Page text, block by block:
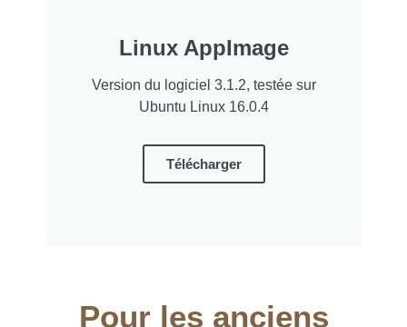
Linux AppImage
Version du logiciel 3.1.2, testée sur
Ubuntu Linux 16.0.4
Télécharger
Pour les anciens